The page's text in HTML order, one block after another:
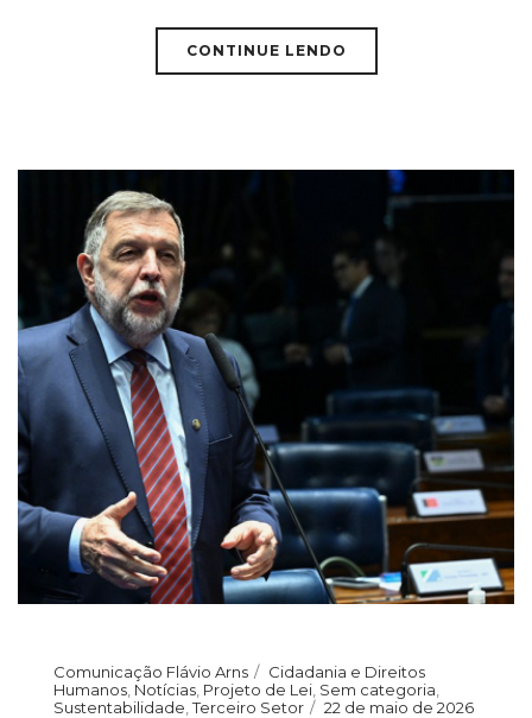
CONTINUE LENDO
Comunicação Flávio Arns
Cidadania e Direitos
Humanos Notícias Projeto de Lei Sem categoria
Sustentabilidade ,Terceiro Setor 22 de maio de 2026